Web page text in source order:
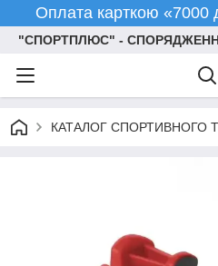
Оплата карткою «7000
"СПОРТПЛЮС" -
КАТАЛОГ СПОРТИВНОГО